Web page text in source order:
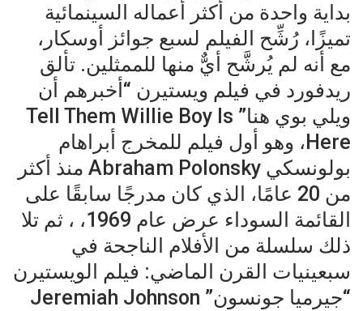
بداية واحدة من أكثر أعماله السينمائية
تميزًا، رُشِّح الفيلم لسبع جوائز أوسكار،
مع أنه لم يُرشَّح أيٌّ منها للممثلين. تألق
ريدفورد في فيلم ويستيرن “أخبرهم أن
ويلي بوي هنا” Tell Them Willie Boy Is
Here، وهو أول فيلم للمخرج أبراهام
بولونسكي Abraham Polonsky منذ أكثر
من 20 عامًا، الذي كان مدرجًا سابقًا على
القائمة السوداء عرض عام 1969، ، ثم تلا
ذلك سلسلة من الأفلام الناجحة في
سبعينيات القرن الماضي: فيلم الويستيرن
“جيرميا جونسون” Jeremiah Johnson